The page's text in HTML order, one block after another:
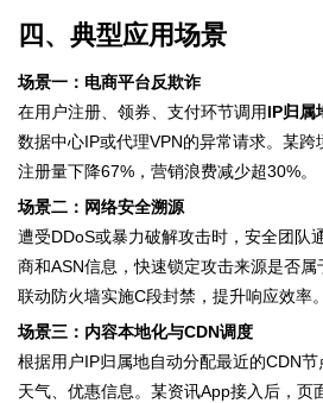
四、典型应用场景
场景一：电商平台反欺诈
在用户注册、领券、支付环节调用IP归属
数据中心IP或代理VPN的异常请求。某跨
注册量下降67%，营销浪费减少超30%。
场景二：网络安全溯源
遭受DDoS或暴力破解攻击时，安全团队
商和ASN信息，快速锁定攻击来源是否属
联动防火墙实施C段封禁，提升响应效率。
场景三：内容本地化与CDN调度
根据用户IP归属地自动分配最近的CDN节
天气、优惠信息。某资讯App接入后，页